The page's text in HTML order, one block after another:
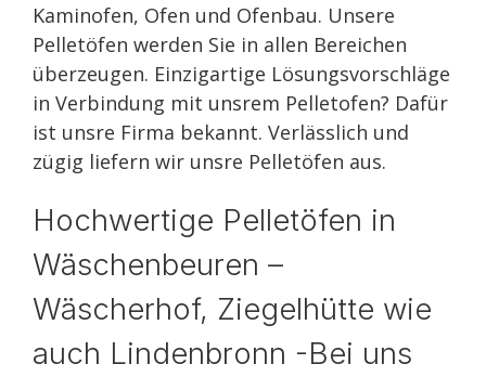
Kaminofen, Ofen und Ofenbau. Unsere
Pelletöfen werden Sie in allen Bereichen
überzeugen. Einzigartige Lösungsvorschläge
in Verbindung mit unsrem Pelletofen? Dafür
ist unsre Firma bekannt. Verlässlich und
zügig liefern wir unsre Pelletöfen aus.
Hochwertige Pelletöfen in
Wäschenbeuren –
Wäscherhof, Ziegelhütte wie
auch Lindenbronn -Bei uns